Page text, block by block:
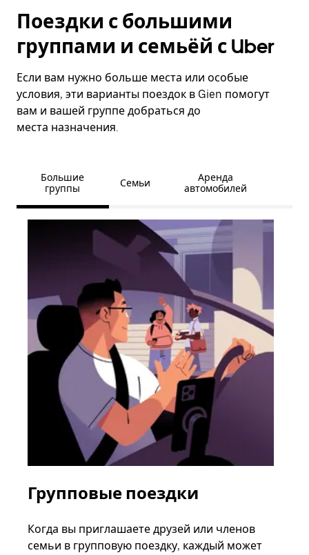
Поездки с большими
группами и семьёй с Uber
Если вам нужно больше места или особые
условия, эти варианты поездок в Gien помогут
вам и вашей группе добраться до
места назначения.
Большие
группы
Семьи
Аренда
автомобилей
Групповые поездки
Когда вы приглашаете друзей или членов
семьи в групповую поездку, каждый может